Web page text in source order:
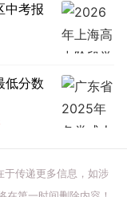
中考报
低分数
传递更多信息，如涉